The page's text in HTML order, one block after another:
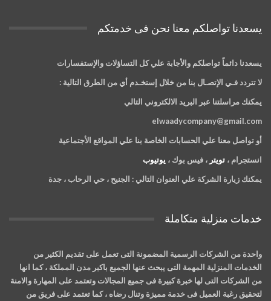
يسعدنا تواصلكم معنا نحن فى خدمتكم
يسعدنا دائماً تواصلكم والأجابة علي كل التساؤلات والإستفسارات
لا تتردد فـي الإتصـال بنا من خلال إستخـدم أي من الطرق التالية :
يمكنك مراسلتنا عبر البريد الالكتروني التالي
elwaadycompany@gmail.com
أو تواصل معنا علي الحسابات الخاصة بنا علي المواقع الأجتماعية
انستجرام ، تويتر ، فيس بوك ، يوتيوب
يمكنك زيارة الشركة علي العنوان التالي : الجنيح ، حي الرحاب ، جدة
خدمات منزلية متكاملة
واحدة من الشركات الرسمية المضمونة التى تعمل على تقديم الكثير من
الخدمات المنزلية المهمة التى يبحث عنها الجميع باكبر مدن المملكة ، كما انها
من الشركات التى لها خبرة كبيرة فى جميع المجالات وتعتمد على المهارة والامنة
لتحقيق رغبة العميل فى خدمة مميزة وتنال رضاه ، كما تعتمد على فريق من